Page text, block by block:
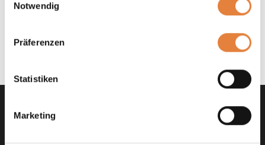
Notwendig
Präferenzen
Statistiken
Marketing